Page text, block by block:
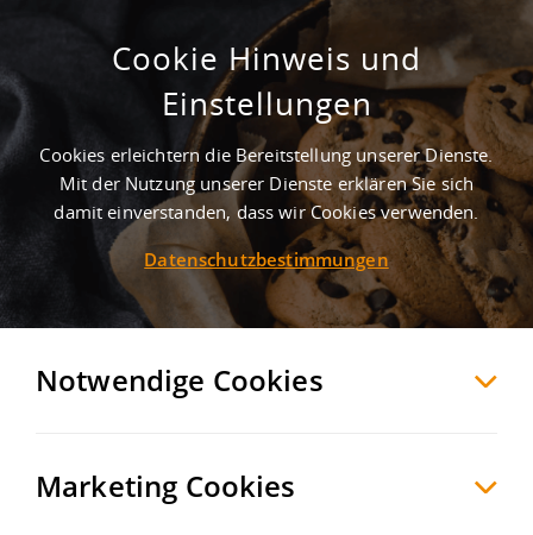
Gewerbegebiet Wasemweg
NeuwiedNeuwied , Deutschland
MERKEN VERGLEICHEN EXPORT PDF
Cookie Hinweis und
Einstellungen
Cookies erleichtern die Bereitstellung unserer Dienste.
Mit der Nutzung unserer Dienste erklären Sie sich
damit einverstanden, dass wir Cookies verwenden.
Datenschutzbestimmungen
Notwendige Cookies
Marketing Cookies